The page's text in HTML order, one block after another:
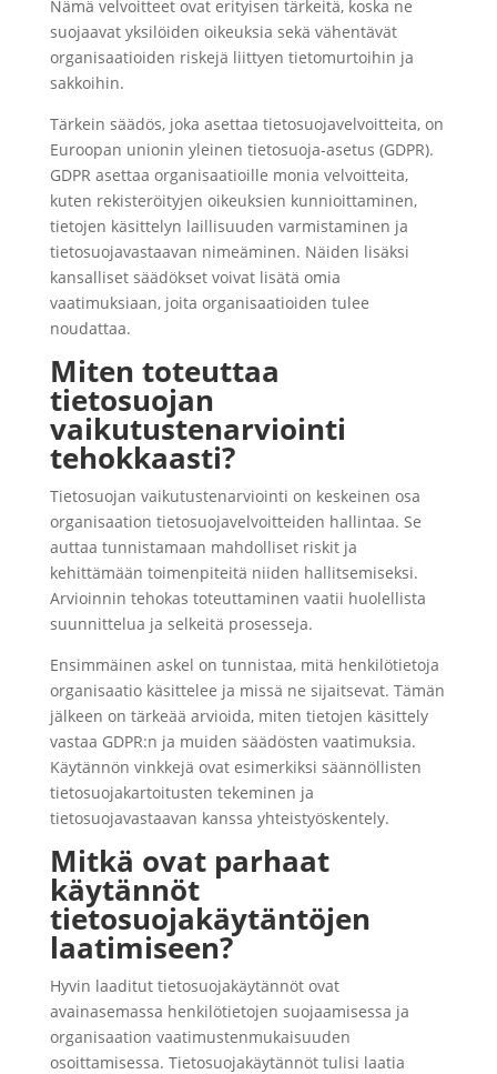
Nämä velvoitteet ovat erityisen tärkeitä, koska ne
suojaavat yksilöiden oikeuksia sekä vähentävät
organisaatioiden riskejä liittyen tietomurtoihin ja
sakkoihin.
Tärkein säädös, joka asettaa tietosuojavelvoitteita, on
Euroopan unionin yleinen tietosuoja-asetus (GDPR).
GDPR asettaa organisaatioille monia velvoitteita,
kuten rekisteröityjen oikeuksien kunnioittaminen,
tietojen käsittelyn laillisuuden varmistaminen ja
tietosuojavastaavan nimeäminen. Näiden lisäksi
kansalliset säädökset voivat lisätä omia
vaatimuksiaan, joita organisaatioiden tulee
noudattaa.
Miten toteuttaa
tietosuojan
vaikutustenarviointi
tehokkaasti?
Tietosuojan vaikutustenarviointi on keskeinen osa
organisaation tietosuojavelvoitteiden hallintaa. Se
auttaa tunnistamaan mahdolliset riskit ja
kehittämään toimenpiteitä niiden hallitsemiseksi.
Arvioinnin tehokas toteuttaminen vaatii huolellista
suunnittelua ja selkeitä prosesseja.
Ensimmäinen askel on tunnistaa, mitä henkilötietoja
organisaatio käsittelee ja missä ne sijaitsevat. Tämän
jälkeen on tärkeää arvioida, miten tietojen käsittely
vastaa GDPR:n ja muiden säädösten vaatimuksia.
Käytännön vinkkejä ovat esimerkiksi säännöllisten
tietosuojakartoitusten tekeminen ja
tietosuojavastaavan kanssa yhteistyöskentely.
Mitkä ovat parhaat
käytännöt
tietosuojakäytäntöjen
laatimiseen?
Hyvin laaditut tietosuojakäytännöt ovat
avainasemassa henkilötietojen suojaamisessa ja
organisaation vaatimustenmukaisuuden
osoittamisessa. Tietosuojakäytännöt tulisi laatia